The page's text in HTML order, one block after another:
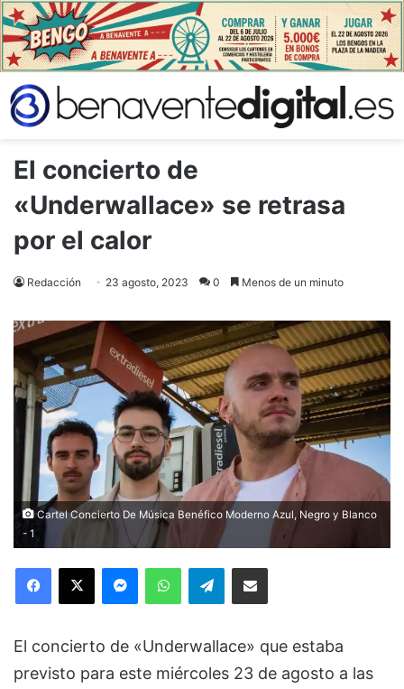
El concierto de
«Underwallace» se retrasa
por el calor
Redacción 23 agosto, 2023 0 Menos de un minuto
Cartel Concierto De Música Benéfico Moderno Azul, Negro y Blanco
- 1
Facebook
X MessengerWhatsAppTelegramCompartir via Email
El concierto de «Underwallace» que estaba
previsto para este miércoles 23 de agosto a las